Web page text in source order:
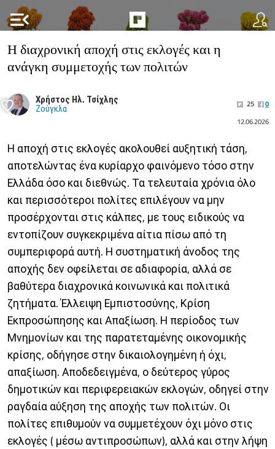
menu_open
Η διαχρονική αποχή στις εκλογές και η
ανάγκη συμμετοχής των πολιτών
Χρήστος Ηλ. Τσίχλης
Ζούγκλα 25
0
12.06.2026
Η αποχή στις εκλογές ακολουθεί αυξητική τάση,
αποτελώντας ένα κυρίαρχο φαινόμενο τόσο στην
Ελλάδα όσο και διεθνώς. Τα τελευταία χρόνια όλο
και περισσότεροι πολίτες επιλέγουν να μην
προσέρχονται στις κάλπες, με τους ειδικούς να
εντοπίζουν συγκεκριμένα αίτια πίσω από τη
συμπεριφορά αυτή. Η συστηματική άνοδος της
αποχής δεν οφείλεται σε αδιαφορία, αλλά σε
βαθύτερα διαχρονικά κοινωνικά και πολιτικά
ζητήματα. Έλλειψη Εμπιστοσύνης, Κρίση
Εκπροσώπησης και Απαξίωση. Η περίοδος των
Μνημονίων και της παρατεταμένης οικονομικής
κρίσης, οδήγησε στην δικαιολογημένη ή όχι,
απαξίωση. Αποδεδειγμένα, ο δεύτερος γύρος
δημοτικών και περιφερειακών εκλογών, οδηγεί στην
ραγδαία αύξηση της αποχής των πολιτών. Οι
πολίτες επιθυμούν να συμμετέχουν όχι μόνο στις
εκλογές ( μέσω αντιπροσώπων), αλλά και στην λήψη